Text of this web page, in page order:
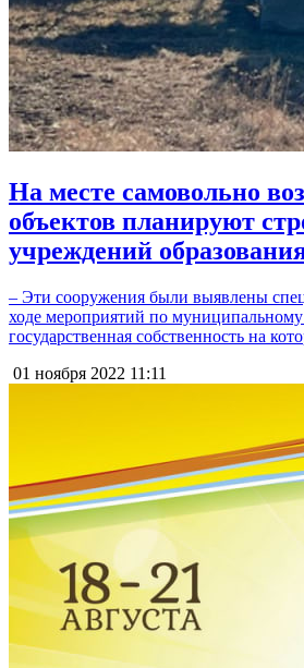
На месте самовольно
объектов планируют
учреждений
– Эти сооружения были выявлены
ходе мероприятий по
государственная собственность на
01 ноября 2022 11:11